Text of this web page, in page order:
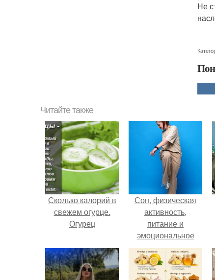
Не
Читайте также
Сколько калорий в
свежем огурце.
Огурец
Сон, физическая
активность,
питание и
эмоциональное
состояние!